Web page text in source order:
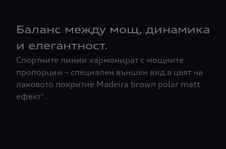
Баланс между мощ, динамика
и елегантност.
Спортните линии хармонират с мощните
пропорции – специален външен вид в цвят на
лаковото покритие Madeira brown polar matt
ефект¹.